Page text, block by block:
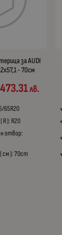
за AUDI
- 70см
473.31лв.
65R20
): R20
отвор:
): 70cm